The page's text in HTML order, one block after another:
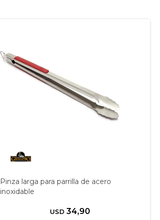
Pinza larga para parrilla de acero
inoxidable
USD 34,90